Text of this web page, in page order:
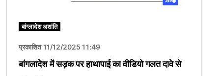
बांग्लादेश अशांति
प्रकाशित 11/12/2025 11:49
बांगलादेश में सड़क पर हाथापाई का वीडियो गलत दावे से